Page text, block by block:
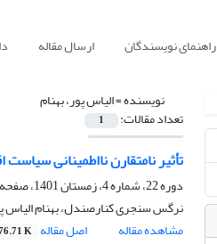
راهنمای نویسندگان ارسال مقاله
نویسنده =الیاس پور، بهنام
تعداد مقالات: 1
تأثیر نامتقارن نااطمینانی
دوره 22، شماره 4، زمستان 1401، صفحه
نرگس سنجری کنارصندل، بهنام الیاس
مشاهده مقاله
اصل مقاله K